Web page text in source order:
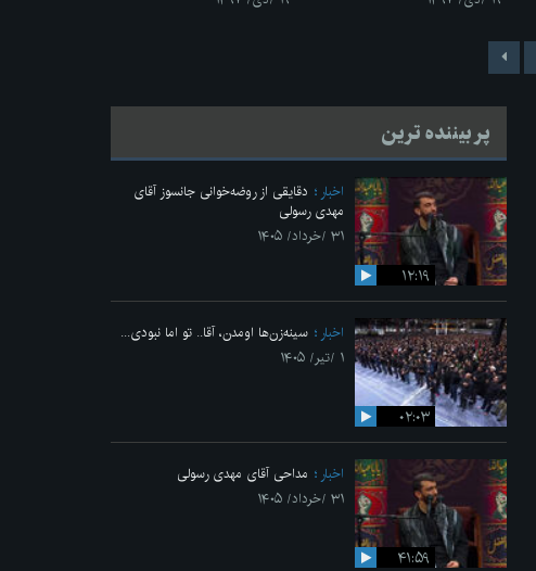
پر بیننده ترین
۱۲:۱۹
اخبار
دقایقی از روضه‌خوانی جانسوز آقای
مهدی رسولی
۳۱ /خرداد/ ۱۴۰۵
۰۲:۰۳
اخبار
سینه‌زن‌ها اومدن،‌ آقا.. تو اما نبودی...
۱ /تیر/ ۱۴۰۵
۴۱:۵۹
اخبار
مداحی آقای مهدی رسولی
۳۱ /خرداد/ ۱۴۰۵